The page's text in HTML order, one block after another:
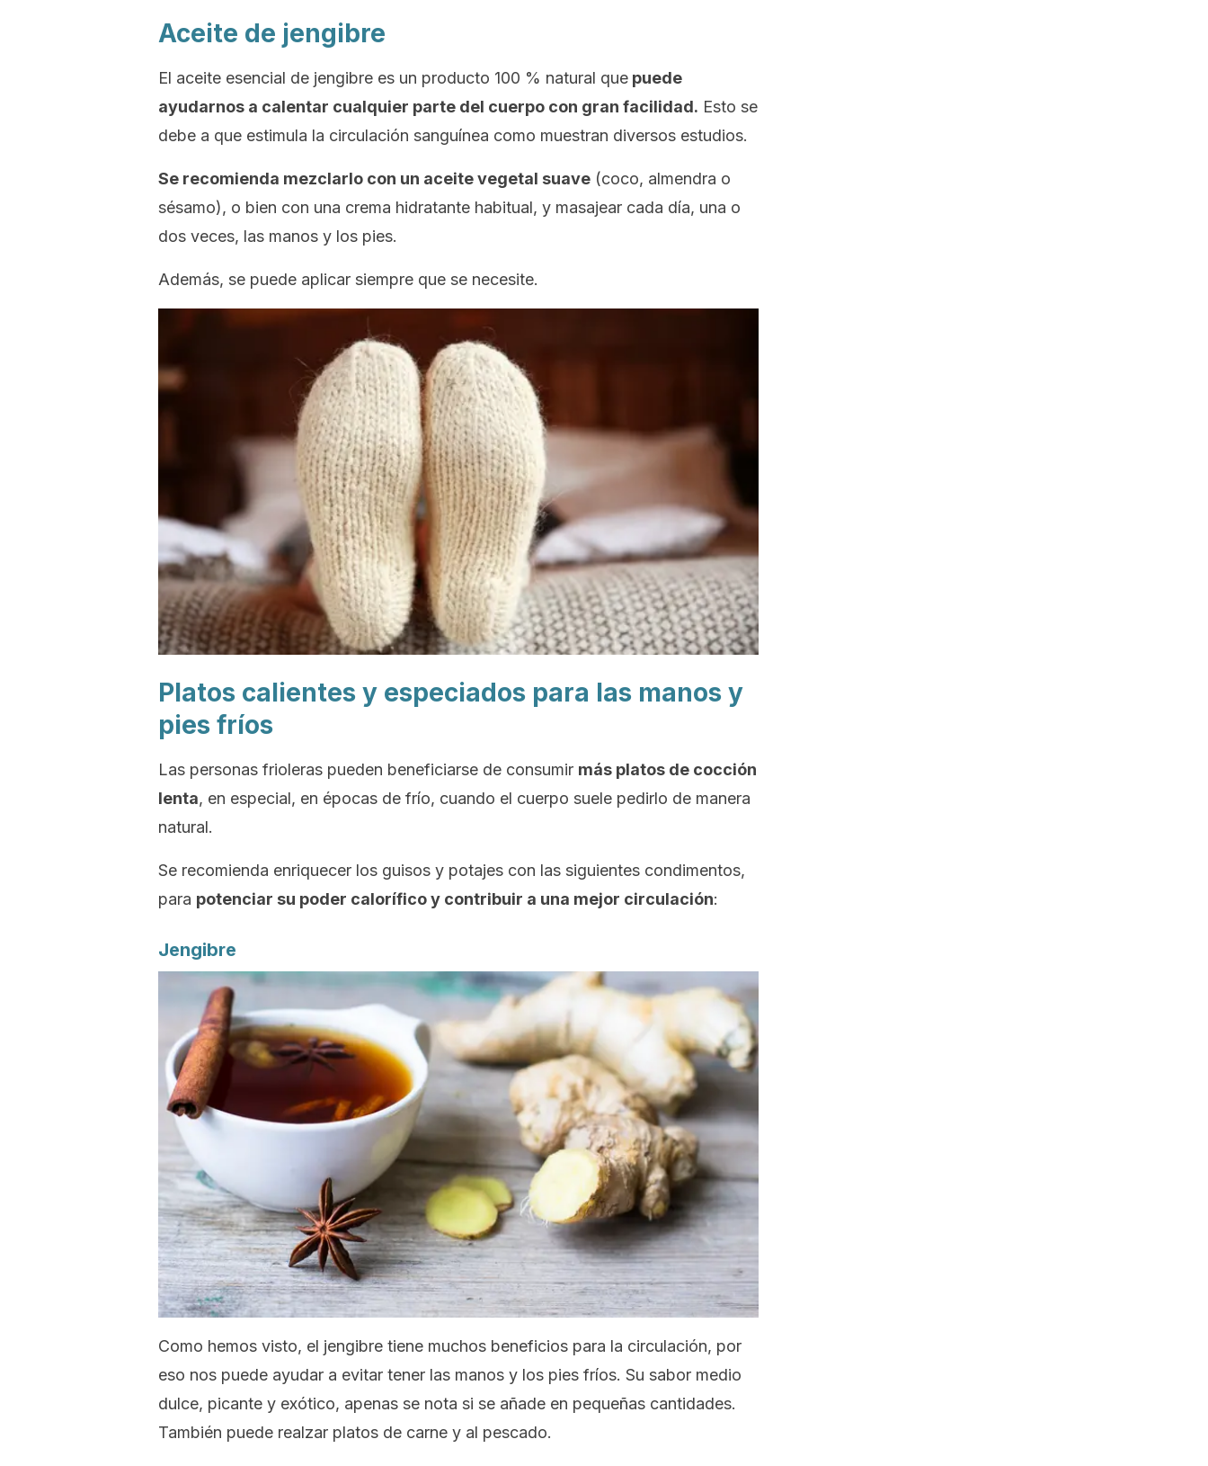
Aceite de jengibre
El aceite esencial de jengibre es un producto 100 % natural que puede
ayudarnos a calentar cualquier parte del cuerpo con gran facilidad. Esto se
debe a que estimula la circulación sanguínea como muestran diversos estudios.
Se recomienda mezclarlo con un aceite vegetal suave (coco, almendra o
sésamo), o bien con una crema hidratante habitual, y masajear cada día, una o
dos veces, las manos y los pies.
Además, se puede aplicar siempre que se necesite.
Platos calientes y especiados para las manos y
pies fríos
Las personas frioleras pueden beneficiarse de consumir más platos de cocción
lenta, en especial, en épocas de frío, cuando el cuerpo suele pedirlo de manera
natural.
Se recomienda enriquecer los guisos y potajes con las siguientes condimentos,
para potenciar su poder calorífico y contribuir a una mejor circulación:
Jengibre
Como hemos visto, el jengibre tiene muchos beneficios para la circulación, por
eso nos puede ayudar a evitar tener las manos y los pies fríos. Su sabor medio
dulce, picante y exótico, apenas se nota si se añade en pequeñas cantidades.
También puede realzar platos de carne y al pescado.